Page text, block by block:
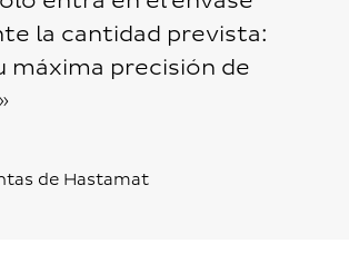
la cantidad prevista:
máxima precisión de
de Hastamat